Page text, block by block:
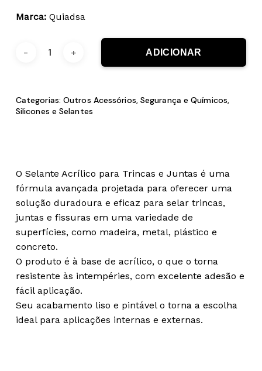
Marca:Quiadsa
ADICIONAR
Categorias:Outros Acessórios, Segurança e Químicos,
Silicones e Selantes
O Selante Acrílico para Trincas e Juntas é uma
fórmula avançada projetada para oferecer uma
solução duradoura e eficaz para selar trincas,
juntas e fissuras em uma variedade de
superfícies, como madeira, metal, plástico e
concreto.
O produto é à base de acrílico, o que o torna
resistente às intempéries, com excelente adesão e
fácil aplicação.
Seu acabamento liso e pintável o torna a escolha
ideal para aplicações internas e externas.